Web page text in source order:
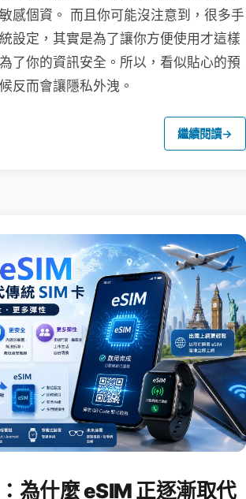
感個資。 而且你可能沒注意到，很多手
設定，其實是為了讓你方便使用才這樣
了你的資訊安全。所以，看似貼心的預
反而會讓隱私外洩。
繼續閱讀→
為什麼 eSIM 正逐漸取代